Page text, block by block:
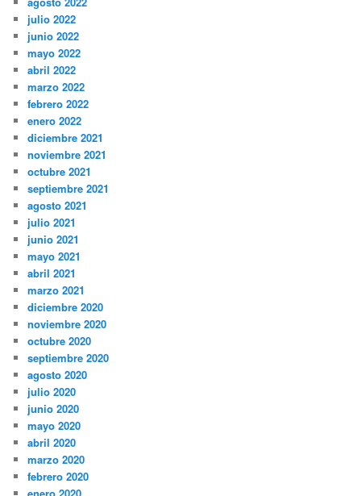
julio 2022
junio 2022
mayo 2022
abril 2022
marzo 2022
febrero 2022
enero 2022
diciembre 2021
noviembre 2021
octubre 2021
septiembre 2021
agosto 2021
julio 2021
junio 2021
mayo 2021
abril 2021
marzo 2021
diciembre 2020
noviembre 2020
octubre 2020
septiembre 2020
agosto 2020
julio 2020
junio 2020
mayo 2020
abril 2020
marzo 2020
febrero 2020
enero 2020